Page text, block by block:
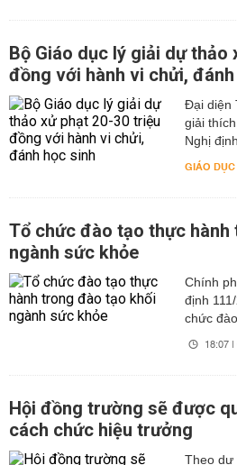
Bộ Giáo dục lý giải dự thảo
đồng với hành vi chửi,
Đại diện
giải
Nghị
GIÁO DỤC
Tổ chức đào tạo thực
ngành sức khỏe
Chính
định
chức
18:07
Hội đồng trường sẽ được
cách chức hiệu trưởng
Theo dự